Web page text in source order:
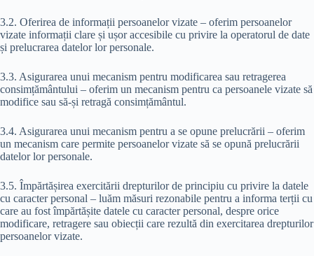
3.2. Oferirea de informații persoanelor vizate – oferim persoanelor
vizate informații clare și ușor accesibile cu privire la operatorul de date
și prelucrarea datelor lor personale.
3.3. Asigurarea unui mecanism pentru modificarea sau retragerea
consimțământului – oferim un mecanism pentru ca persoanele vizate să
modifice sau să-și retragă consimțământul.
3.4. Asigurarea unui mecanism pentru a se opune prelucrării – oferim
un mecanism care permite persoanelor vizate să se opună prelucrării
datelor lor personale.
3.5. Împărtășirea exercitării drepturilor de principiu cu privire la datele
cu caracter personal – luăm măsuri rezonabile pentru a informa terții cu
care au fost împărtășite datele cu caracter personal, despre orice
modificare, retragere sau obiecții care rezultă din exercitarea drepturilor
persoanelor vizate.